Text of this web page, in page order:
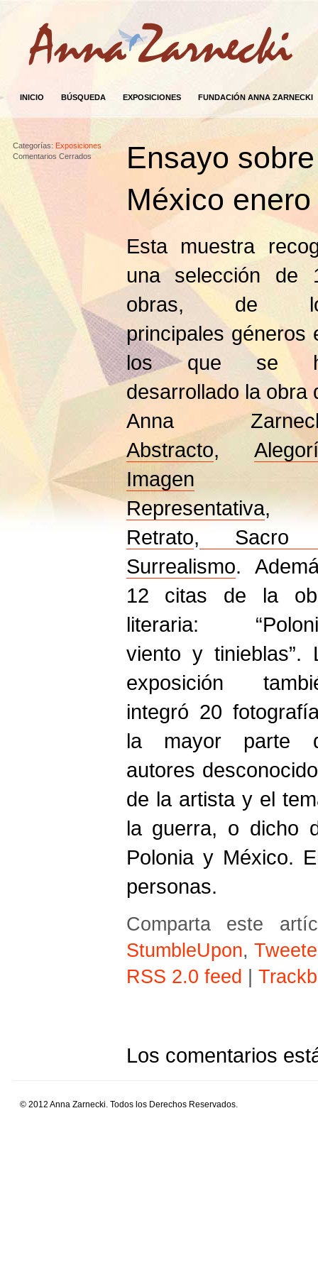
INICIO BÚSQUEDA EXPOSICIONES FUNDACIÓN ANNA ZARNECKI
Categorías: Exposiciones
Comentarios Cerrados
Ensayo
México
Esta muestra
una selección de
obras, de
principales géneros
los que se
desarrollado la obra
Anna
Abstracto,
Imagen
Representativa,
Retrato,
Surrealismo.
12 citas de la
literaria:
viento y tinieblas”.
exposición
integró 20
la mayor parte
autores
de la artista y el
la guerra, o dicho
Polonia y México.
personas.
Comparta este
StumbleUpon,
RSS 2.0 feed
Los comentarios
© 2012 Anna Zarnecki. Todos los Derechos Reservados.